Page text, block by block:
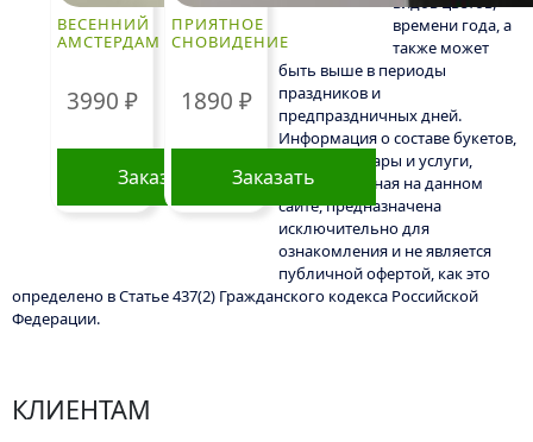
ВЕСЕННИЙ
АМСТЕРДАМ
3990 ₽
Заказать
ПРИЯТНОЕ
СНОВИДЕНИЕ
1890 ₽
Заказать
времени года, а
также может
быть выше в периоды
праздников и
предпраздничных дней.
Информация о составе букетов,
ценах на товары и услуги,
представленная на данном
сайте, предназначена
исключительно для
ознакомления и не является
публичной офертой, как это
определено в Статье 437(2) Гражданского кодекса Российской
Федерации.
КЛИЕНТАМ